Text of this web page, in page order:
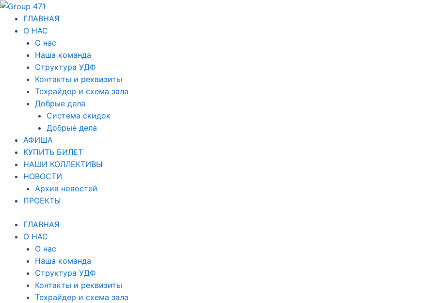
Перейти
содержимому
ГЛАВНАЯ
О НАС
О нас
Наша команда
Структура УДФ
Контакты и реквизиты
Техрайдер и схема зала
Добрые дела
Система скидок
Добрые дела
АФИША
КУПИТЬ БИЛЕТ
НАШИ КОЛЛЕКТИВЫ
НОВОСТИ
Архив новостей
ПРОЕКТЫ
ГЛАВНАЯ
О НАС
О нас
Наша команда
Структура УДФ
Контакты и реквизиты
Техрайдер и схема зала
Навигация
по
записям